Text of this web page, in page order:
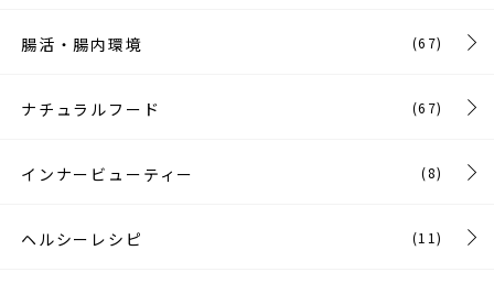
腸活・腸内環境 (67)
ナチュラルフード (67)
インナービューティー (8)
ヘルシーレシピ (11)